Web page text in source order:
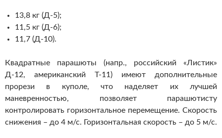
13,8 кг (Д-5);
11,5 кг (Д-6);
11,7 (Д-10).
Квадратные парашюты (напр., российский «Листик»
Д-12, американский Т-11) имеют дополнительные
прорези в куполе, что наделяет их лучшей
маневренностью, позволяет парашютисту
контролировать горизонтальное перемещение. Скорость
снижения – до 4 м/с. Горизонтальная скорость – до 5 м/с.